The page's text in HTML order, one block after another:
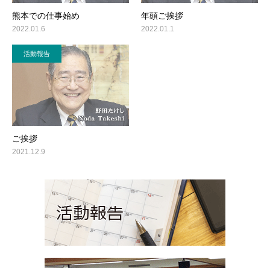
熊本での仕事始め
2022.01.6
年頭ご挨拶
2022.01.1
活動報告
ご挨拶
2021.12.9